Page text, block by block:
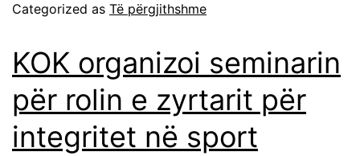
Categorized as Të përgjithshme
KOK organizoi seminarin
për rolin e zyrtarit për
integritet në sport